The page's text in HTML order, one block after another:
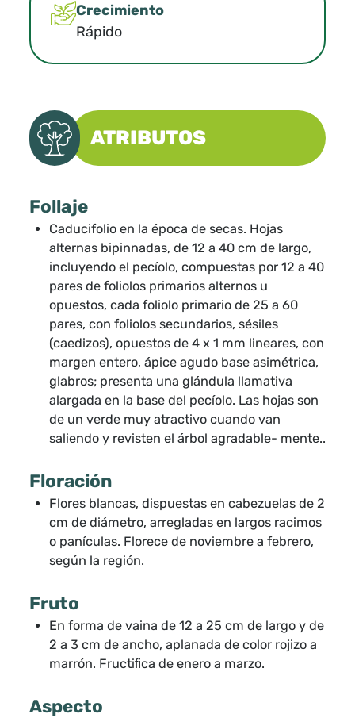
Crecimiento
Rápido
ATRIBUTOS
Follaje
Caducifolio en la época de secas. Hojas
alternas bipinnadas, de 12 a 40 cm de largo,
incluyendo el pecíolo, compuestas por 12 a 40
pares de foliolos primarios alternos u
opuestos, cada foliolo primario de 25 a 60
pares, con foliolos secundarios, sésiles
(caedizos), opuestos de 4 x 1 mm lineares, con
margen entero, ápice agudo base asimétrica,
glabros; presenta una glándula llamativa
alargada en la base del pecíolo. Las hojas son
de un verde muy atractivo cuando van
saliendo y revisten el árbol agradable- mente..
Floración
Flores blancas, dispuestas en cabezuelas de 2
cm de diámetro, arregladas en largos racimos
o panículas. Florece de noviembre a febrero,
según la región.
Fruto
En forma de vaina de 12 a 25 cm de largo y de
2 a 3 cm de ancho, aplanada de color rojizo a
marrón. Fructiﬁca de enero a marzo.
Aspecto